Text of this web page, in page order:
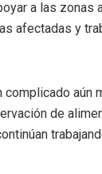
a las
afectadas y
aún
de